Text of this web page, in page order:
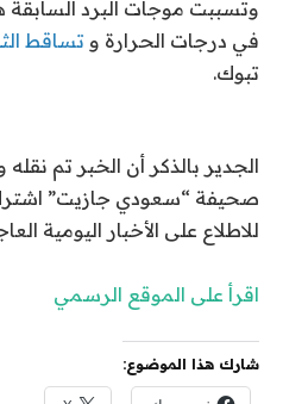
وتسببت موجات البرد
في درجات الحرارة و تساقط
تبوك.
الجدير بالذكر أن الخبر تم
صحيفة “سعودي جازيت” اشترك
للاطلاع على الأخبار اليومية
اقرأ على الموقع الرسمي
شارك هذا الموضوع: